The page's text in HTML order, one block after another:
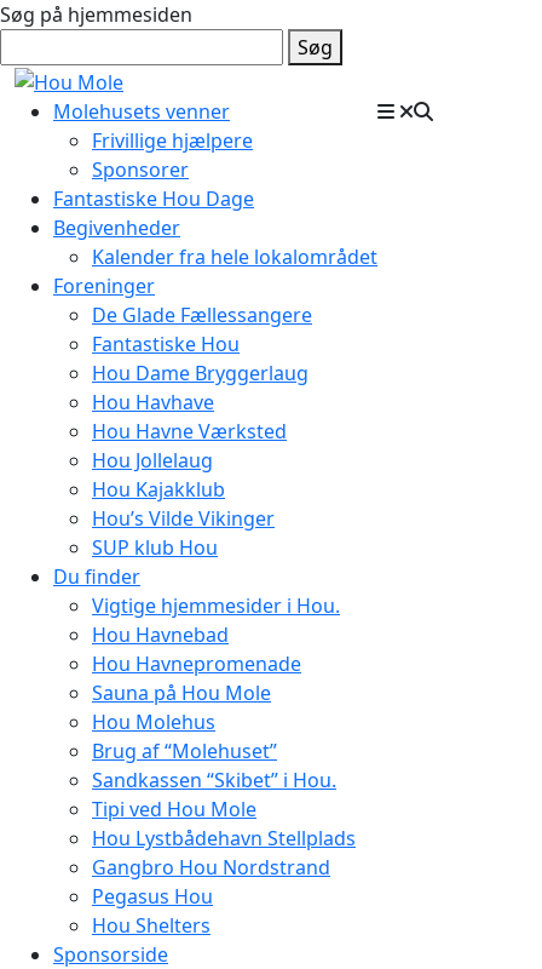
Søg på hjemmesiden
Søg
Molehusets venner
Frivillige hjælpere
Sponsorer
Fantastiske Hou Dage
Begivenheder
Kalender fra hele lokalområdet
Foreninger
De Glade Fællessangere
Fantastiske Hou
Hou Dame Bryggerlaug
Hou Havhave
Hou Havne Værksted
Hou Jollelaug
Hou Kajakklub
Hou’s Vilde Vikinger
SUP klub Hou
Du finder
Vigtige hjemmesider i Hou.
Hou Havnebad
Hou Havnepromenade
Sauna på Hou Mole
Hou Molehus
Brug af “Molehuset”
Sandkassen “Skibet” i Hou.
Tipi ved Hou Mole
Hou Lystbådehavn Stellplads
Gangbro Hou Nordstrand
Pegasus Hou
Hou Shelters
Sponsorside